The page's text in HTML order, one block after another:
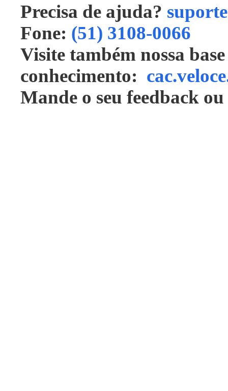
Precisa de ajuda?
Fone: (51) 3108-0066
Visite também nossa
conhecimento: cac.veloce
Mande o seu feedback